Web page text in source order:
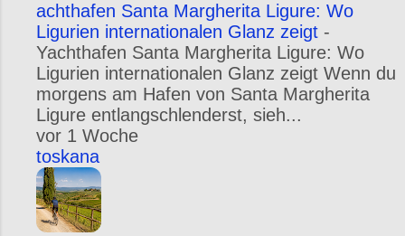
achthafen Santa Margherita Ligure: Wo
Ligurien internationalen Glanz zeigt -
Yachthafen Santa Margherita Ligure: Wo
Ligurien internationalen Glanz zeigt Wenn du
morgens am Hafen von Santa Margherita
Ligure entlangschlenderst, sieh...
vor 1 Woche
toskana